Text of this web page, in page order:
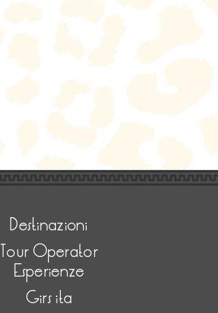
Destinazioni
Tour Operator
Esperienze
Girs ita